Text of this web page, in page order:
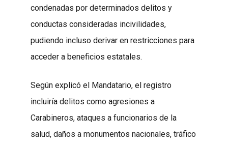
condenadas por determinados delitos y
conductas consideradas incivilidades,
pudiendo incluso derivar en restricciones para
acceder a beneficios estatales.
Según explicó el Mandatario, el registro
incluiría delitos como agresiones a
Carabineros, ataques a funcionarios de la
salud, daños a monumentos nacionales, tráfico